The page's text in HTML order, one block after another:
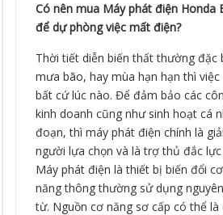
Có nên mua Máy phát điện Honda
để dự phòng việc mất điện?
Thời tiết diễn biến thất thường đặc
mưa bão, hay mùa hạn hạn thì
bất cứ lúc nào. Để đảm bảo các
kinh doanh cũng như sinh hoạt cá
đoạn, thì máy phát điện chính là
người lựa chọn và là trợ thủ đắc
Máy phát điện là thiết bị biến đổi
năng thông thường sử dụng
từ. Nguồn cơ năng sơ cấp có thể